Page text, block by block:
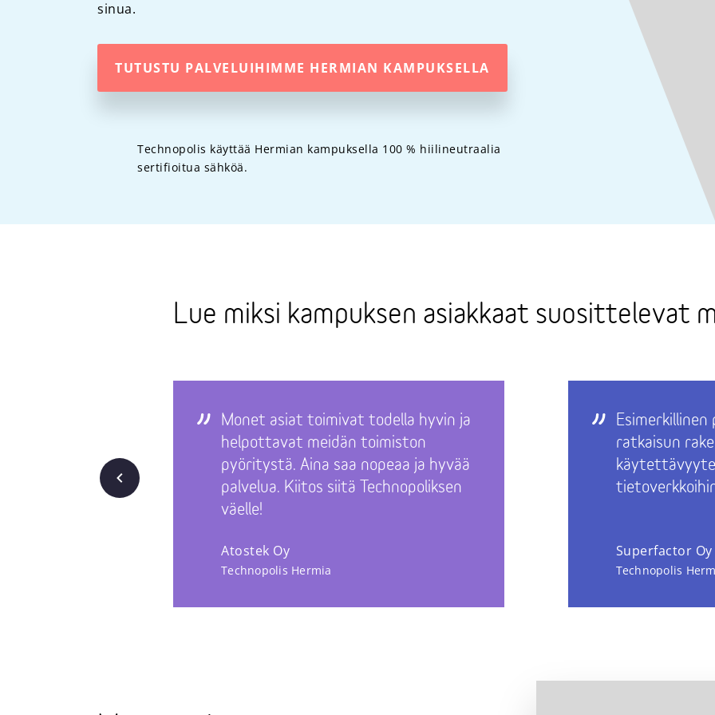
sinua.
TUTUSTU PALVELUIHIMME HERMIAN KAMPUKSELLA
Technopolis käyttää Hermian kampuksella 100 % hiilineutraalia
sertifioitua sähköä.
Lue miksi kampuksen asiakkaat suosittelevat
Monet asiat toimivat todella hyvin ja
helpottavat meidän toimiston
pyöritystä. Aina saa nopeaa ja hyvää
palvelua. Kiitos siitä Technopoliksen
väelle!
Atostek Oy
Technopolis Hermia
ratkaisun
Superfactor Oy
Technopolis
Takaisin